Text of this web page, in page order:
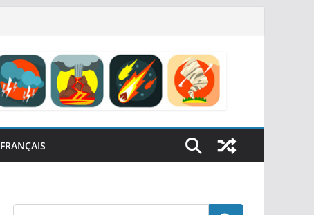
FRANÇAIS